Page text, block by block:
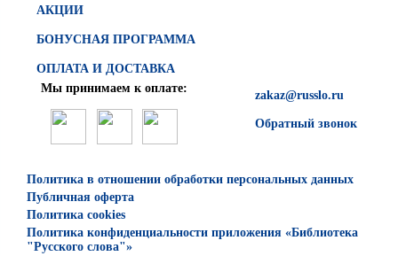
АКЦИИ
БОНУСНАЯ ПРОГРАММА
ОПЛАТА И ДОСТАВКА
zakaz@russlo.ru
Обратный звонок
Мы принимаем к оплате:
Политика в отношении обработки персональных данных
Публичная оферта
Политика cookies
Политика конфиденциальности приложения «Библиотека
"Русского слова"»